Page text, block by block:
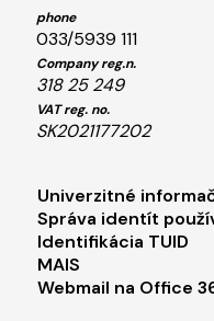
phone
033/5939 111
Company reg.n.
318 25 249
VAT reg. no.
SK2021177202
Footer menu 1
Univerzitné
Správa identít
Identifikácia TUID
MAIS
Webmail na Office